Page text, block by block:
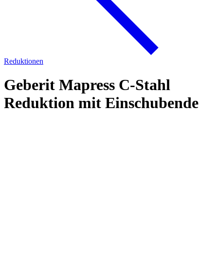
Reduktionen
Geberit Mapress C-Stahl
Reduktion mit Einschubende